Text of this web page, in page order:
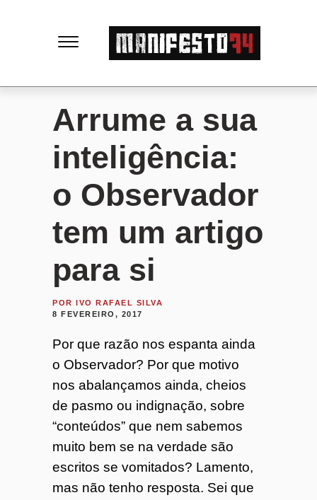
M
a
n
i
f
e
s
t
o
7
4
Arrume a sua
inteligência:
o Observador
tem um artigo
para si
POR IVO RAFAEL SILVA
8 FEVEREIRO, 2017
Por que razão nos espanta ainda
o Observador? Por que motivo
nos abalançamos ainda, cheios
de pasmo ou indignação, sobre
“conteúdos” que nem sabemos
muito bem se na verdade são
escritos se vomitados? Lamento,
mas não tenho resposta. Sei que